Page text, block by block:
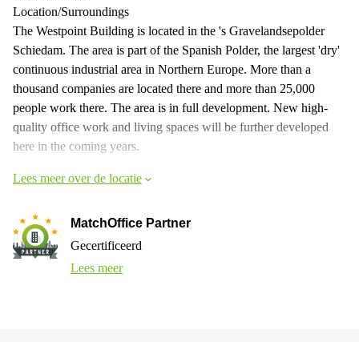
Location/Surroundings
The Westpoint Building is located in the 's Gravelandsepolder
Schiedam. The area is part of the Spanish Polder, the largest 'dry'
continuous industrial area in Northern Europe. More than a
thousand companies are located there and more than 25,000
people work there. The area is in full development. New high-
quality office work and living spaces will be further developed
here in the coming years.
Lees meer over de locatie
MatchOffice Partner
Gecertificeerd
Lees meer